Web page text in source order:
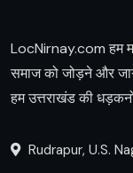
LocNirnay.com हम
समाज को जोड़ने और
हम उत्तराखंड की
Rudrapur, U.S.